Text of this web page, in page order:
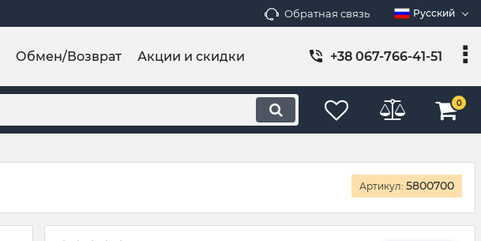
Обратная связь Русский
Обмен/Возврат Акции и скидки +38 067-766-41-51
0
Артикул: 5800700